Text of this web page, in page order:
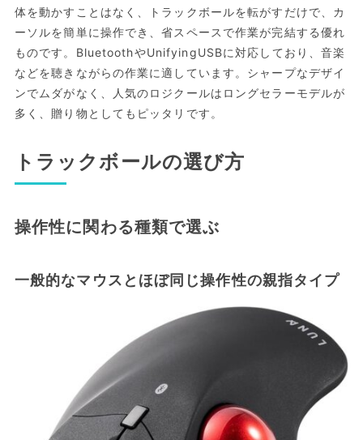
体を動かすことはなく、トラックボールを転がすだけで、カ
ーソルを簡単に操作でき、省スペースで作業が完結する優れ
ものです。BluetoothやUnifyingUSBに対応しており、音楽
などを聴きながらの作業に適しています。シャープなデザイ
ンでムダがなく、人気のロジクールはロングセラーモデルが
多く、贈り物としてもピッタリです。
トラックボールの選び方
操作性に関わる種類で選ぶ
一般的なマウスとほぼ同じ操作性の親指タイプ